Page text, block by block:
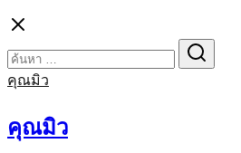
for:
คุณมิว
คุณมิว